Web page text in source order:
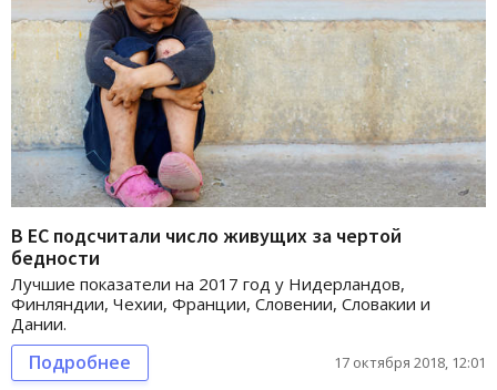
В ЕС подсчитали число живущих за чертой
бедности
Лучшие показатели на 2017 год у Нидерландов,
Финляндии, Чехии, Франции, Словении, Словакии и
Дании.
Подробнее 17 октября 2018, 12:01